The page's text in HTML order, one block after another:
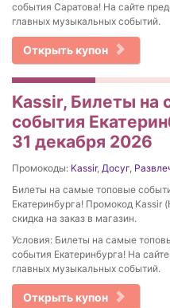
события Саратова! На сайте
главных музыкальных событий.
Открыть купон
Kassir, Билеты на
события
31 декабря 2026
Промокоды: Kassir, Досуг,
Билеты на самые топовые
Екатеринбурга! Промокод Kassir
скидка на заказ в магазин.
Условия: Билеты на самые
события Екатеринбурга! На
главных музыкальных событий.
Открыть купон